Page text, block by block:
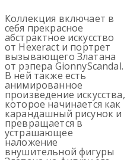
Коллекция включает в
себя прекрасное
абстрактное искусство
от Hexeract и портрет
вызывающего Златана
от рэпера GionnyScandal.
В ней также есть
анимированное
произведение искусства,
которое начинается как
карандашный рисунок и
превращается в
устрашающее
наложение
внушительной фигуры